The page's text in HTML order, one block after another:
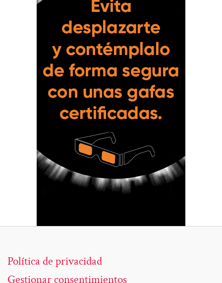
Política de privacidad
Gestionar consentimientos